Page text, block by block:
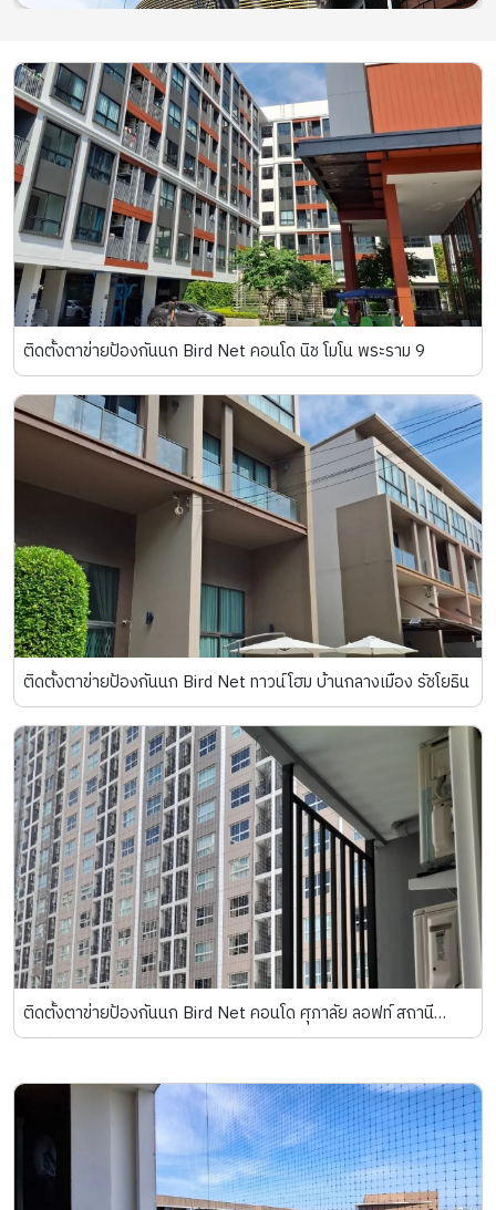
ติดตั้งตาข่ายป้องกันนก Bird Net คอนโด นิช โมโน พระราม 9
ติดตั้งตาข่ายป้องกันนก Bird Net ทาวน์โฮม บ้านกลางเมือง รัชโยธิน
ติดตั้งตาข่ายป้องกันนก Bird Net คอนโด ศุภาลัย ลอฟท์ สถานี
ภาษีเจริญ